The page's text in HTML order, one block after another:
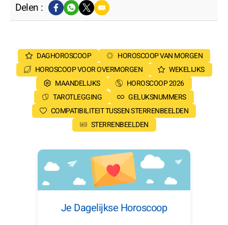
Delen :
DAGHOROSCOOP
HOROSCOOP VAN MORGEN
HOROSCOOP VOOR OVERMORGEN
WEKELIJKS
MAANDELIJKS
HOROSCOOP 2026
TAROTLEGGING
GELUKSNUMMERS
COMPATIBILITEIT TUSSEN STERRENBEELDEN
STERRENBEELDEN
Je Dagelijkse Horoscoop